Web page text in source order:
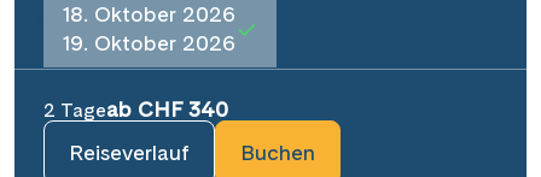
18. Oktober 2026
19. Oktober 2026
2 Tageab CHF 340
Reiseverlauf
Buchen